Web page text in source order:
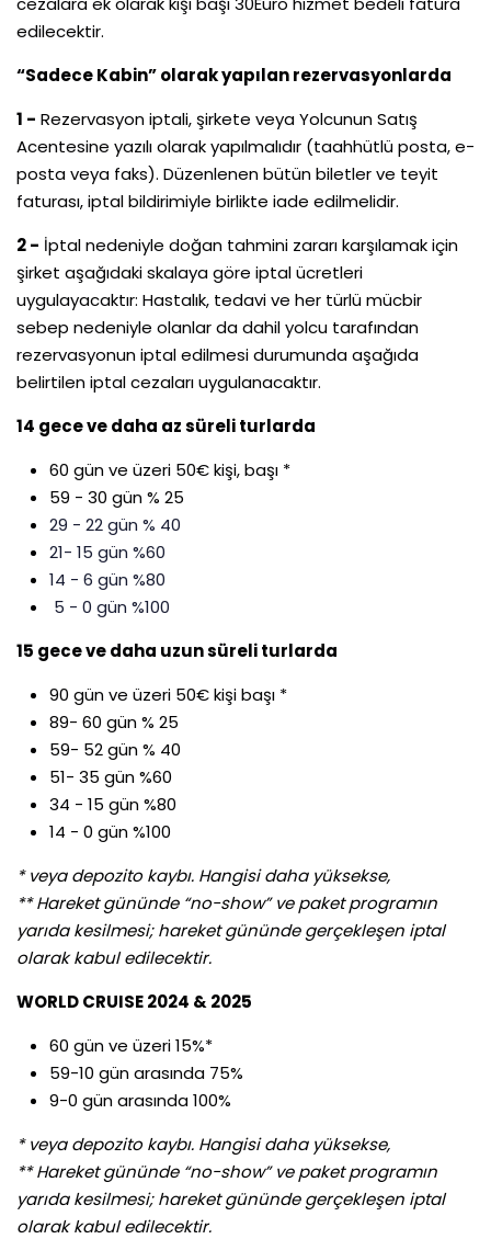
edilecektir.
“Sadece Kabin” olarak yapılan rezervasyonlarda
1 - Rezervasyon iptali, şirkete veya Yolcunun Satış
Acentesine yazılı olarak yapılmalıdır (taahhütlü posta, e-
posta veya faks). Düzenlenen bütün biletler ve teyit
faturası, iptal bildirimiyle birlikte iade edilmelidir.
2 - İptal nedeniyle doğan tahmini zararı karşılamak için
şirket aşağıdaki skalaya göre iptal ücretleri
uygulayacaktır: Hastalık, tedavi ve her türlü mücbir
sebep nedeniyle olanlar da dahil yolcu tarafından
rezervasyonun iptal edilmesi durumunda aşağıda
belirtilen iptal cezaları uygulanacaktır.
14 gece ve daha az süreli turlarda
60 gün ve üzeri 50€ kişi, başı *
59 - 30 gün % 25
29 - 22 gün % 40
21- 15 gün %60
14 - 6 gün %80
5 - 0 gün %100
15 gece ve daha uzun süreli turlarda
90 gün ve üzeri 50€ kişi başı *
89- 60 gün % 25
59- 52 gün % 40
51- 35 gün %60
34 - 15 gün %80
14 - 0 gün %100
* veya depozito kaybı. Hangisi daha yüksekse,
** Hareket gününde “no-show” ve paket programın
yarıda kesilmesi; hareket gününde gerçekleşen iptal
olarak kabul edilecektir.
WORLD CRUISE 2024 & 2025
60 gün ve üzeri 15%*
59-10 gün arasında 75%
9-0 gün arasında 100%
* veya depozito kaybı. Hangisi daha yüksekse,
** Hareket gününde “no-show” ve paket programın
yarıda kesilmesi; hareket gününde gerçekleşen iptal
olarak kabul edilecektir.